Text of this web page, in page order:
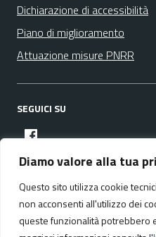
Diamo valore alla tua
Questo sito utilizza cookie
non acconsenti all'utilizzo dei
queste funzionalità potrebbero
Dichiarazione di accessibilità
Piano di miglioramento
Attuazione misure PNRR
SEGUICI SU
facebook
Media policy